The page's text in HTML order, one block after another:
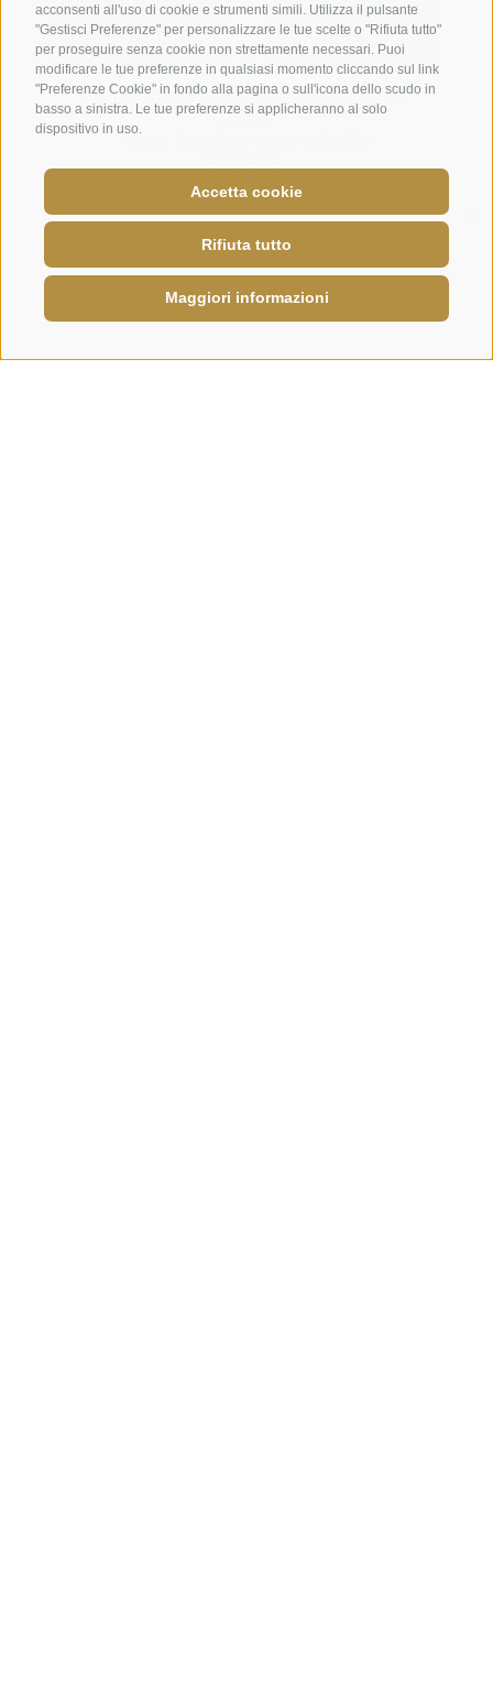
acconsenti all'uso di cookie e strumenti simili. Utilizza il pulsante
"Gestisci Preferenze" per personalizzare le tue scelte o "Rifiuta tutto"
per proseguire senza cookie non strettamente necessari. Puoi
modificare le tue preferenze in qualsiasi momento cliccando sul link
"Preferenze Cookie" in fondo alla pagina o sull'icona dello scudo in
basso a sinistra. Le tue preferenze si applicheranno al solo
dispositivo in uso.
Accetta cookie
Rifiuta tutto
Maggiori informazioni